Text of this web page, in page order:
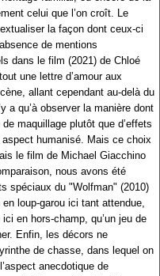
celui que l’on croît. Le
la façon dont ceux-ci
de mentions
dans le film (2021) de Chloé
une lettre d’amour aux
allant cependant au-delà du
a qu’à observer la manière dont
maquillage plutôt que d’effets
humanisé. Mais ce choix
le film de Michael Giacchino
nous avons été
spéciaux du "Wolfman" (2010)
loup-garou ici tant attendue,
en hors-champ, qu’un jeu de
Enfin, les décors ne
de chasse, dans lequel on
anecdotique de